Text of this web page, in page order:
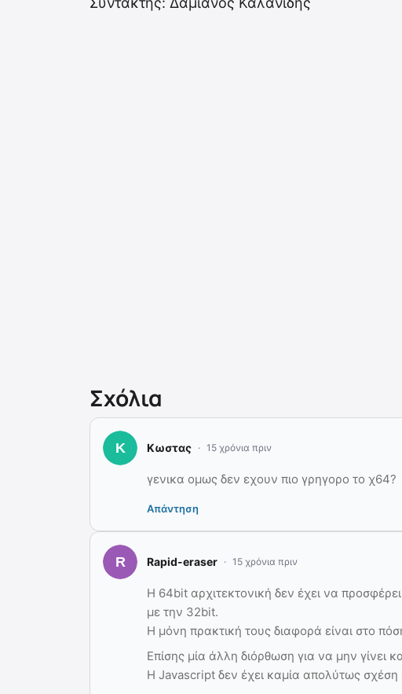
Σχόλια
Κωστας 15 χρόνια πριν
γενικα ομως δεν εχουν πιο γρηγορο το χ64?
Απάντηση
Rapid-eraser 15 χρόνια πριν
H 64bit αρχιτεκτονική δεν έχει να
με την 32bit.
H μόνη πρακτική τους διαφορά είναι στο
Επίσης μία άλλη διόρθωση για να μην γίνει
Η Javascript δεν έχει καμία απολύτως σχέση